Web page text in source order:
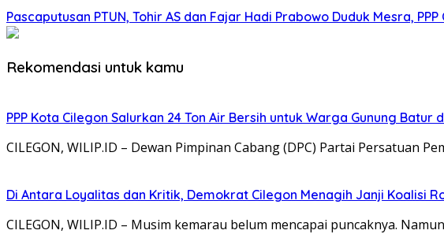
Pascaputusan PTUN, Tohir AS dan Fajar Hadi Prabowo Duduk Mesra,
Rekomendasi untuk kamu
PPP Kota Cilegon Salurkan 24 Ton Air Bersih untuk Warga Gunung Batur
CILEGON, WILIP.ID – Dewan Pimpinan Cabang (DPC) Partai Persatuan
Di Antara Loyalitas dan Kritik, Demokrat Cilegon Menagih Janji Koalisi
CILEGON, WILIP.ID – Musim kemarau belum mencapai puncaknya.